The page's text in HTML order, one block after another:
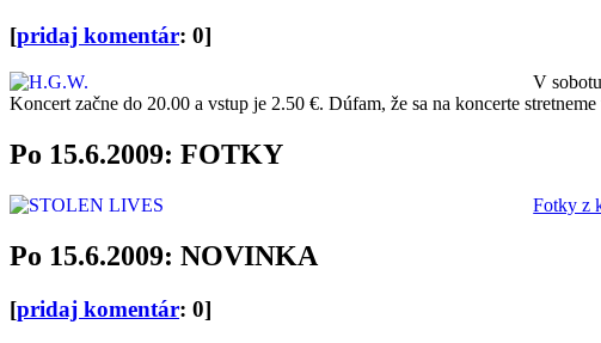
[pridaj komentár: 0]
V
Koncert začne do 20.00 a vstup je 2.50 €. Dúfam, že sa na koncerte
Po 15.6.2009: FOTKY
Fotky z
Po 15.6.2009: NOVINKA
[pridaj komentár: 0]